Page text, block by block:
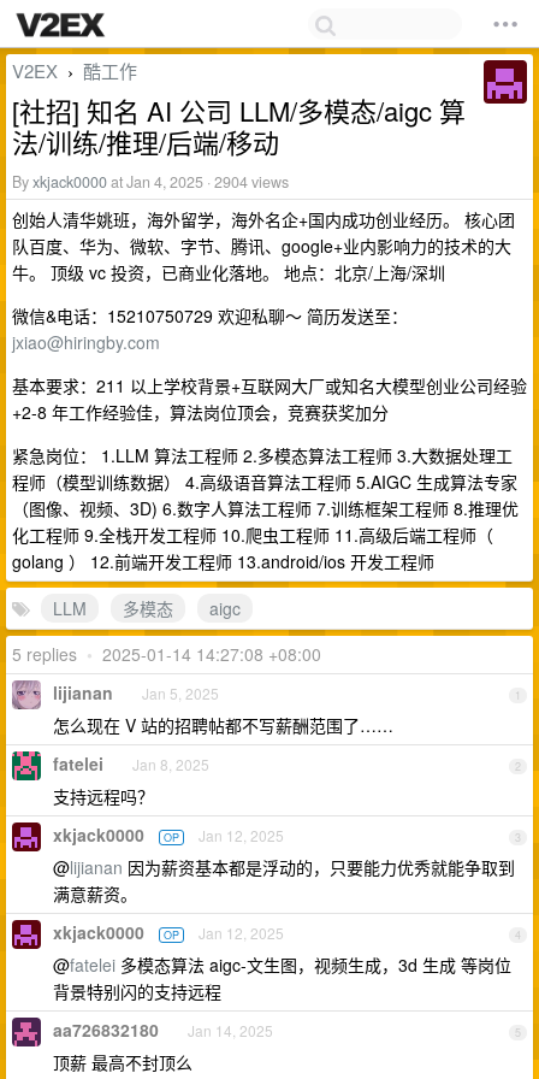
V2EX › 酷工作
[社招] 知名 AI 公司 LLM/多模态/aigc 算
法/训练/推理/后端/移动
Byxkjack0000at Jan 4, 2025 · 2904 views
创始人清华姚班，海外留学，海外名企+国内成功创业经历。 核心团
队百度、华为、微软、字节、腾讯、google+业内影响力的技术的大
牛。 顶级 vc 投资，已商业化落地。 地点：北京/上海/深圳
微信&电话：15210750729 欢迎私聊～ 简历发送至：
jxiao@hiringby.com
基本要求：211 以上学校背景+互联网大厂或知名大模型创业公司经验
+2-8 年工作经验佳，算法岗位顶会，竞赛获奖加分
紧急岗位： 1.LLM 算法工程师 2.多模态算法工程师 3.大数据处理工
程师（模型训练数据） 4.高级语音算法工程师 5.AIGC 生成算法专家
（图像、视频、3D) 6.数字人算法工程师 7.训练框架工程师 8.推理优
化工程师 9.全栈开发工程师 10.爬虫工程师 11.高级后端工程师（
golang ） 12.前端开发工程师 13.android/ios 开发工程师
LLM
多模态
aigc
5 replies • 2025-01-14 14:27:08 +08:00
1
lijianan Jan 5, 2025
怎么现在 V 站的招聘帖都不写薪酬范围了……
2
fatelei Jan 8, 2025
支持远程吗？
3
xkjack0000 OP Jan 12, 2025
@lijianan 因为薪资基本都是浮动的，只要能力优秀就能争取到
满意薪资。
4
xkjack0000 OP Jan 12, 2025
@fatelei 多模态算法 aigc-文生图，视频生成，3d 生成 等岗位
背景特别闪的支持远程
5
aa726832180 Jan 14, 2025
顶薪 最高不封顶么